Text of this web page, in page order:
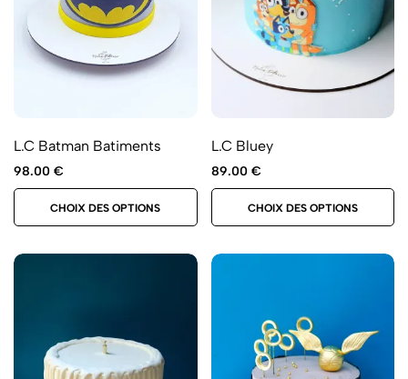
L.C Batman Batiments
98.00 €
CHOIX DES OPTIONS
L.C Bluey
89.00 €
CHOIX DES OPTIONS